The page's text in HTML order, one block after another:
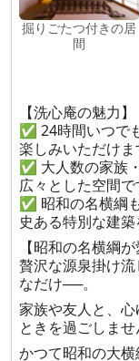
掘りごたつ付きの居
間
【洗心庵の魅力】
✅ 24時間いつで
楽しみいただけま
✅ 大人数の家族
広々とした空間で
✅ 昭和の名横綱
史ある特別な建築
【昭和の名横綱
贅沢な源泉掛け
なだけ──。
家族や友人と、
ときを過ごしませ
かつて昭和の大